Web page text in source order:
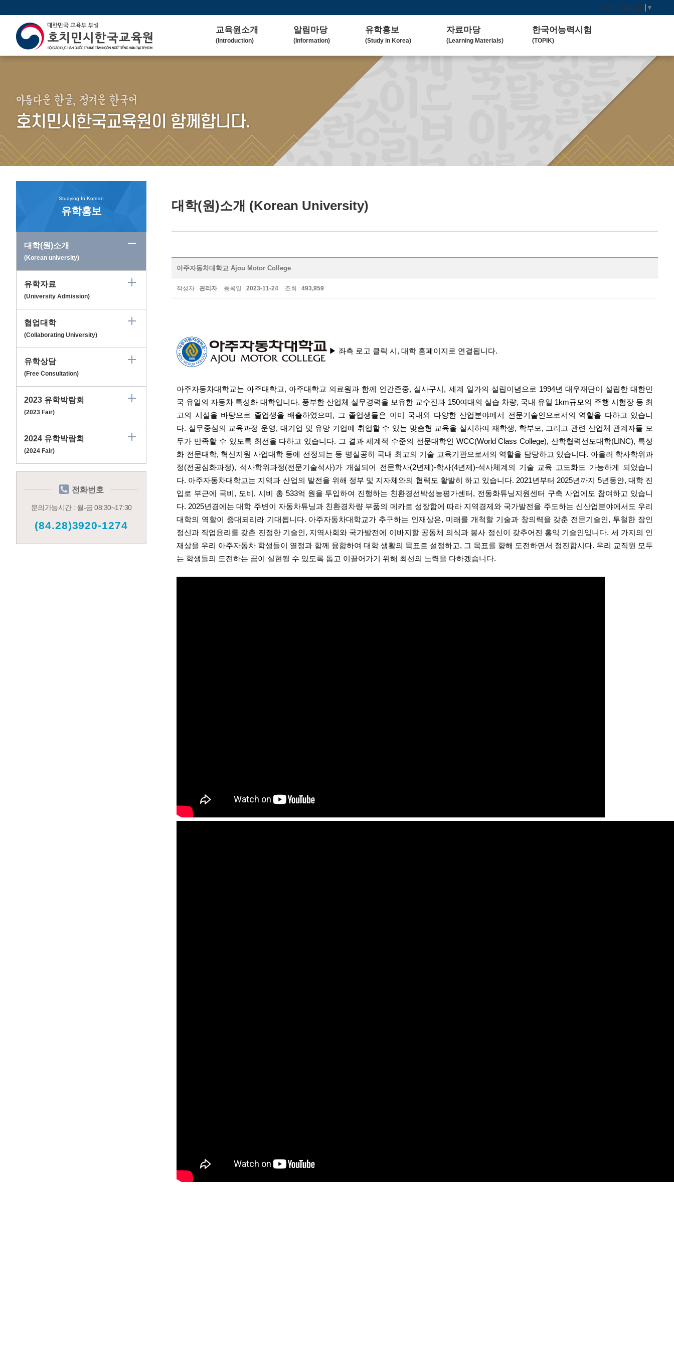
Select Language ▼
교육원소개
(Introduction)
(Main Duty)
(Korean Education)
연락처/위치
(Contact / Address)
알림마당
(Information)
언론보도
(Media Coverage)
유학홍보
(Study in Korea)
대학(원)소개
(Korean University)
(2023 Fair)
자료마당
(Learning Materials)
한국 교육 자료
한국어능력시험
(TOPIK)
토픽(TOPIK) 안내
아름다운 한글, 정겨운 한국어
호치민시한국교육원이 함께합니다.
Studying In Korean
유학홍보
대학(원)소개
(Korean university)
유학자료
(University Admission)
협업대학
(Collaborating University)
유학상담
(Free Consultation)
2023 유학박람회
(2023 Fair)
2024 유학박람회
(2024 Fair)
전화번호
문의가능시간 : 월-금 08:30~17:30
(84.28)3920-1274
대학(원)소개 (Korean University)
아주자동차대학교 Ajou Motor College
작성자 : 관리자 등록일 : 2023-11-24 조회 : 493,959
▶ 좌측 로고 클릭 시, 대학 홈페이지로 연결됩니다.
아주자동차대학교는 아주대학교, 아주대학교 의료원과 함께 인간존중, 실사구시, 세계 일가의 설립이념으로 1994년 대우재단이 설립한 대한민
국 유일의 자동차 특성화 대학입니다. 풍부한 산업체 실무경력을 보유한 교수진과 150여대의 실습 차량, 국내 유일 1km규모의 주행 시험장 등 최
고의 시설을 바탕으로 졸업생을 배출하였으며, 그 졸업생들은 이미 국내외 다양한 산업분야에서 전문기술인으로서의 역할을 다하고 있습니
다. 실무중심의 교육과정 운영, 대기업 및 유망 기업에 취업할 수 있는 맞춤형 교육을 실시하여 재학생, 학부모, 그리고 관련 산업체 관계자들 모
두가 만족할 수 있도록 최선을 다하고 있습니다. 그 결과 세계적 수준의 전문대학인 WCC(World Class College), 산학협력선도대학(LINC), 특성
화 전문대학, 혁신지원 사업대학 등에 선정되는 등 명실공히 국내 최고의 기술 교육기관으로서의 역할을 담당하고 있습니다. 아울러 학사학위과
정(전공심화과정), 석사학위과정(전문기술석사)가 개설되어 전문학사(2년제)-학사(4년제)-석사체계의 기술 교육 고도화도 가능하게 되었습니
다. 아주자동차대학교는 지역과 산업의 발전을 위해 정부 및 지자체와의 협력도 활발히 하고 있습니다. 2021년부터 2025년까지 5년동안, 대학 진
입로 부근에 국비, 도비, 시비 총 533억 원을 투입하여 진행하는 친환경선박성능평가센터, 전동화튜닝지원센터 구축 사업에도 참여하고 있습니
다. 2025년경에는 대학 주변이 자동차튜닝과 친환경차량 부품의 메카로 성장함에 따라 지역경제와 국가발전을 주도하는 신산업분야에서도 우리
대학의 역할이 증대되리라 기대됩니다. 아주자동차대학교가 추구하는 인재상은, 미래를 개척할 기술과 창의력을 갖춘 전문기술인, 투철한 장인
정신과 직업윤리를 갖춘 진정한 기술인, 지역사회와 국가발전에 이바지할 공동체 의식과 봉사 정신이 갖추어진 홍익 기술인입니다. 세 가지의 인
재상을 우리 아주자동차 학생들이 열정과 함께 융합하여 대학 생활의 목표로 설정하고, 그 목표를 향해 도전하면서 정진합시다. 우리 교직원 모두
는 학생들의 도전하는 꿈이 실현될 수 있도록 돕고 이끌어가기 위해 최선의 노력을 다하겠습니다.